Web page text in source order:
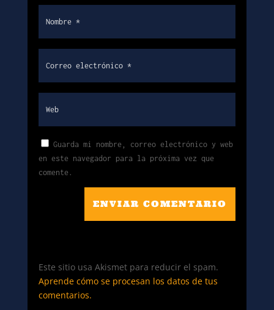
Guarda mi nombre, correo electrónico y web
en este navegador para la próxima vez que
comente.
ENVIAR COMENTARIO
Este sitio usa Akismet para reducir el spam.
Aprende cómo se procesan los datos de tus
comentarios.